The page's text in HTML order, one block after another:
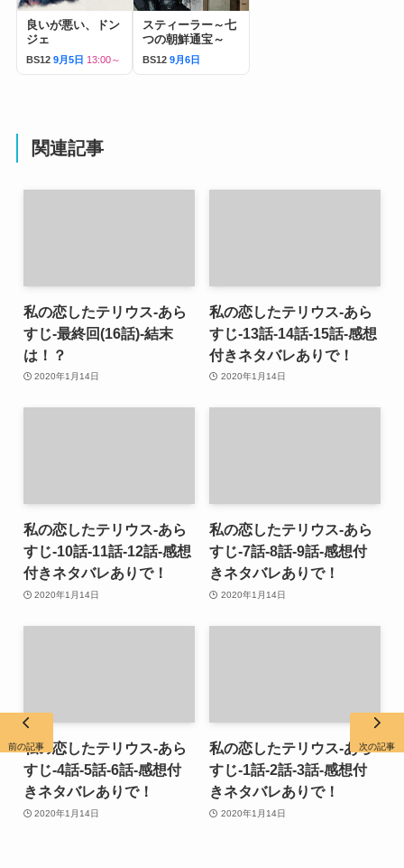
良いが悪い、ドン
ジェ
BS12 9月5日 13:00～
スティーラー～七
つの朝鮮通宝～
BS12 9月6日
関連記事
私の恋したテリウス-あら
すじ-最終回(16話)-結末
は！？
2020年1月14日
私の恋したテリウス-あら
すじ-13話-14話-15話-感想
付きネタバレありで！
2020年1月14日
私の恋したテリウス-あら
すじ-10話-11話-12話-感想
付きネタバレありで！
2020年1月14日
私の恋したテリウス-あら
すじ-7話-8話-9話-感想付
きネタバレありで！
2020年1月14日
私の恋したテリウス-あら
すじ-4話-5話-6話-感想付
きネタバレありで！
2020年1月14日
私の恋したテリウス-あら
すじ-1話-2話-3話-感想付
きネタバレありで！
2020年1月14日
前の記事 次の記事